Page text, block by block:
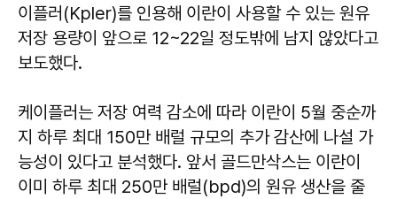
이플러(Kpler)를 인용해 이란이 사용할 수 있는 원유
저장 용량이 앞으로 12~22일 정도밖에 남지 않았다고
보도했다.
케이플러는 저장 여력 감소에 따라 이란이 5월 중순까
지 하루 최대 150만 배럴 규모의 추가 감산에 나설 가
능성이 있다고 분석했다. 앞서 골드만삭스는 이란이
이미 하루 최대 250만 배럴(bpd)의 원유 생산을 줄